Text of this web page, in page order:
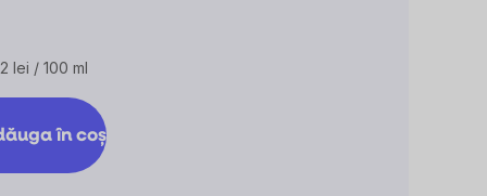
lei / 100 ml
în coş